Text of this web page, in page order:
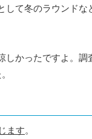
して冬のラウンドな
しかったですよ。調
ます。